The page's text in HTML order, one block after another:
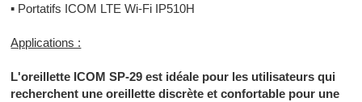
▪ Portatifs ICOM LTE Wi-Fi IP510H
Applications :
L'oreillette ICOM SP-29 est idéale pour les utilisateurs qui
recherchent une oreillette discrète et confortable pour une